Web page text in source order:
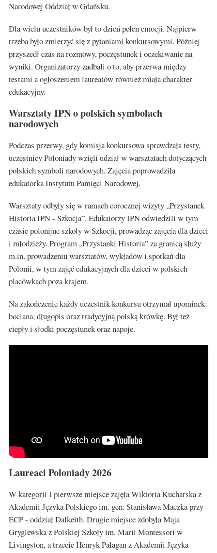
Narodowej Oddział w Gdańsku.
Dla wielu uczestników był to dzień pełen emocji. Najpierw
trzeba było zmierzyć się z pytaniami konkursowymi. Później
przyszedł czas na rozmowy, poczęstunek i oczekiwanie na
wyniki. Organizatorzy zadbali o to, aby przerwa między
testami a ogłoszeniem laureatów również miała charakter
edukacyjny.
Warsztaty IPN o polskich symbolach
narodowych
Podczas przerwy, gdy komisja konkursowa sprawdzała testy,
uczestnicy Poloniady wzięli udział w warsztatach dotyczących
polskich symboli narodowych. Zajęcia poprowadziła
edukatorka Instytutu Pamięci Narodowej.
Warsztaty odbyły się w ramach corocznej wizyty „Przystanek
Historia IPN - Szkocja”. Edukatorzy IPN odwiedzili w tym
czasie polonijne szkoły w Szkocji, prowadząc zajęcia dla dzieci
i młodzieży. Program „Przystanki Historia” za granicą służy
m.in. prowadzeniu warsztatów, wykładów i spotkań dla
Polonii, w tym zajęć edukacyjnych dla dzieci w polskich
placówkach poza krajem.
Na zakończenie każdy uczestnik konkursu otrzymał upominek:
bociana, długopis oraz tradycyjną polską krówkę. Był też
ciepły i słodki poczęstunek oraz napoje.
Laureaci Poloniady 2026
W kategorii I pierwsze miejsce zajęła Wiktoria Kucharska z
Akademii Języka Polskiego im. gen. Stanisława Maczka przy
ECP - oddział Dalkeith. Drugie miejsce zdobyła Maja
Gryglewska z Polskiej Szkoły im. Marii Montessori w
Livingston, a trzecie Henryk Pałagan z Akademii Języka